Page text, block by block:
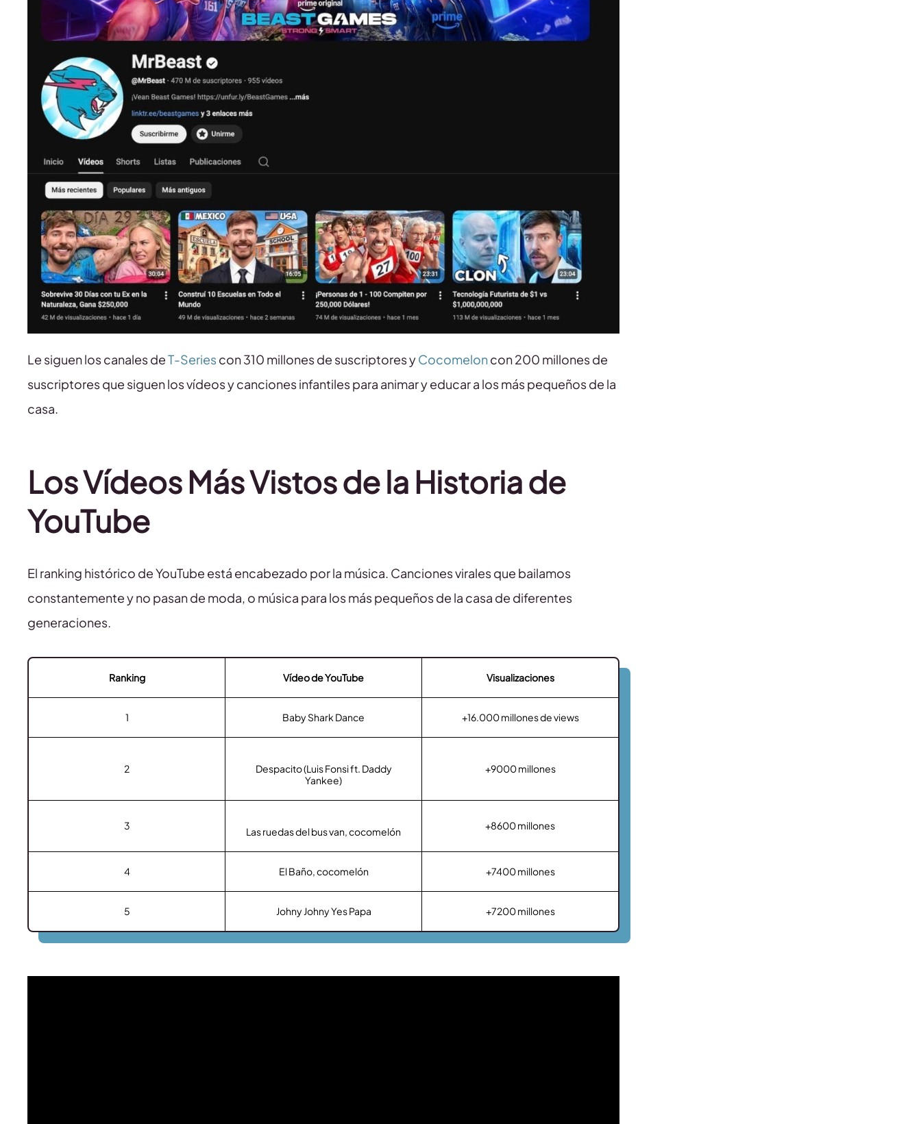
Le siguen los canales deT-Seriescon 310 millones de suscriptores yCocomeloncon 200 millones de
suscriptores que siguen los vídeos y canciones infantiles para animar y educar a los más pequeños de la
casa.
Los Vídeos Más Vistos de la Historia de
YouTube
El ranking histórico de YouTube está encabezado por la música. Canciones virales que bailamos
constantemente y no pasan de moda, o música para los más pequeños de la casa de diferentes
generaciones.
Ranking Vídeo de YouTube Visualizaciones
1 Baby Shark Dance +16.000 millones de views
2
Despacito (Luis Fonsi ft. Daddy
Yankee)
+9000 millones
3 Las ruedas del bus van, cocomelón +8600 millones
4 El Baño, cocomelón +7400 millones
5 Johny Johny Yes Papa +7200 millones